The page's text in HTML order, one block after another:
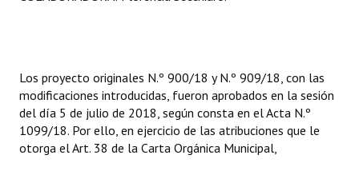
Los proyecto originales N.º 900/18 y N.º 909/18, con las
modificaciones introducidas, fueron aprobados en la sesión
del día 5 de julio de 2018, según consta en el Acta N.º
1099/18. Por ello, en ejercicio de las atribuciones que le
otorga el Art. 38 de la Carta Orgánica Municipal,